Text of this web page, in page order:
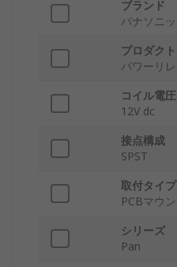
ブランド
パナソニッ
プロダク
パワーリ
コイル電圧
12V dc
接点構成
SPST
取付タイプ
PCBマウン
シリーズ
Pan